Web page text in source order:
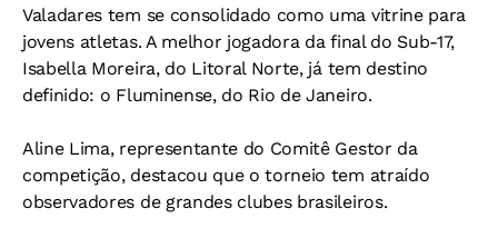
Valadares tem se consolidado como uma vitrine para
jovens atletas. A melhor jogadora da final do Sub-17,
Isabella Moreira, do Litoral Norte, já tem destino
definido: o Fluminense, do Rio de Janeiro.
Aline Lima, representante do Comitê Gestor da
competição, destacou que o torneio tem atraído
observadores de grandes clubes brasileiros.